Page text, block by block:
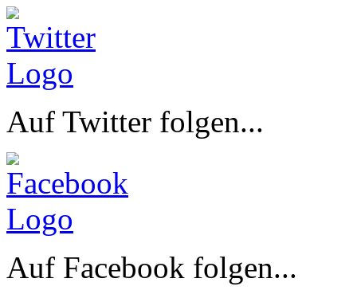
Auf Twitter folgen...
Auf Facebook folgen...